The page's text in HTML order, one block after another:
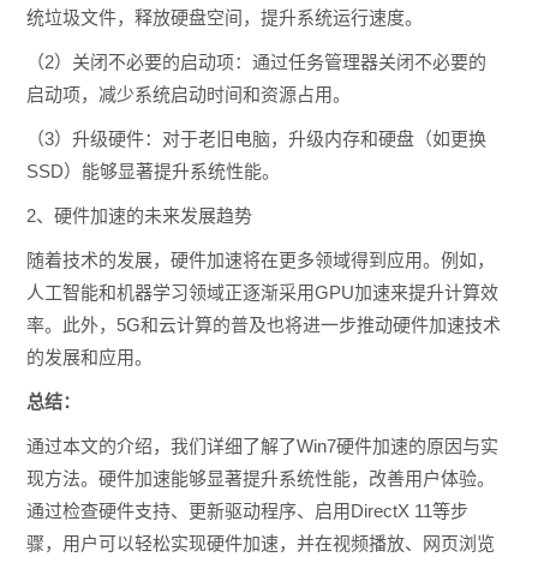
统垃圾文件，释放硬盘空间，提升系统运行速度。
（2）关闭不必要的启动项：通过任务管理器关闭不必要的
启动项，减少系统启动时间和资源占用。
（3）升级硬件：对于老旧电脑，升级内存和硬盘（如更换
SSD）能够显著提升系统性能。
2、硬件加速的未来发展趋势
随着技术的发展，硬件加速将在更多领域得到应用。例如，
人工智能和机器学习领域正逐渐采用GPU加速来提升计算效
率。此外，5G和云计算的普及也将进一步推动硬件加速技术
的发展和应用。
总结：
通过本文的介绍，我们详细了解了Win7硬件加速的原因与实
现方法。硬件加速能够显著提升系统性能，改善用户体验。
通过检查硬件支持、更新驱动程序、启用DirectX 11等步
骤，用户可以轻松实现硬件加速，并在视频播放、网页浏览